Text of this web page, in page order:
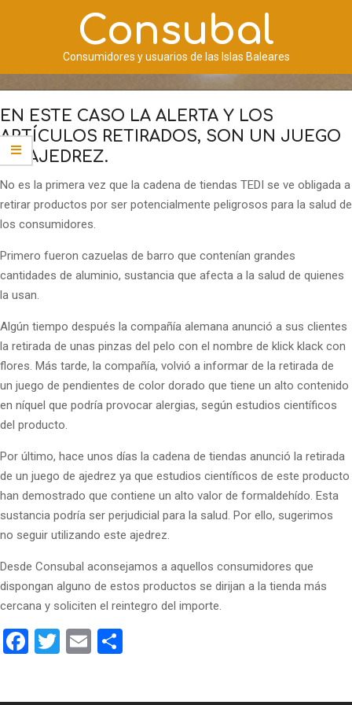
Consubal
Consumidores y usuarios de las Islas Baleares
Menú
de
navegación
principal
EN ESTE CASO LA ALERTA Y LOS
ARTÍCULOS RETIRADOS, SON UN JUEGO
DE AJEDREZ.
No es la primera vez que la cadena de tiendas TEDI se ve obligada a
retirar productos por ser potencialmente peligrosos para la salud de
los consumidores.
Primero fueron cazuelas de barro que contenían grandes
cantidades de aluminio, sustancia que afecta a la salud de quienes
la usan.
Algún tiempo después la compañía alemana anunció a sus clientes
la retirada de unas pinzas del pelo con el nombre de klick klack con
flores. Más tarde, la compañía, volvió a informar de la retirada de
un juego de pendientes de color dorado que tiene un alto contenido
en níquel que podría provocar alergias, según estudios científicos
del producto.
Por último, hace unos días la cadena de tiendas anunció la retirada
de un juego de ajedrez ya que estudios científicos de este producto
han demostrado que contiene un alto valor de formaldehído. Esta
sustancia podría ser perjudicial para la salud. Por ello, sugerimos
no seguir utilizando este ajedrez.
Desde Consubal aconsejamos a aquellos consumidores que
dispongan alguno de estos productos se dirijan a la tienda más
cercana y soliciten el reintegro del importe.
Facebook
Twitter
Email